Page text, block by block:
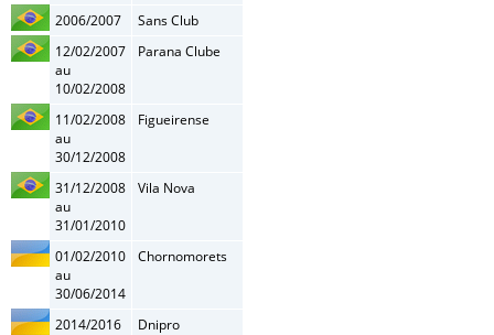
2006/2007
Sans Club
12/02/2007
au
10/02/2008
Parana Clube
11/02/2008
au
30/12/2008
Figueirense
31/12/2008
au
31/01/2010
Vila Nova
01/02/2010
au
30/06/2014
Chornomorets
2014/2016
Dnipro